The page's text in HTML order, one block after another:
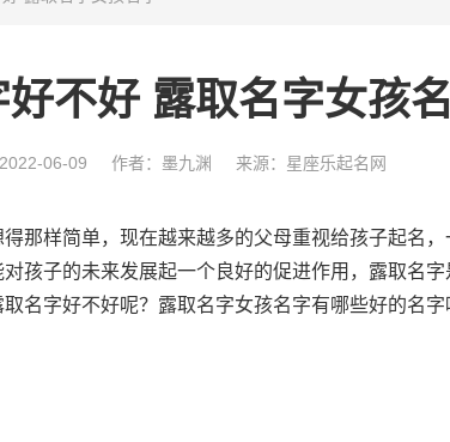
不好 露取名字女孩
06-09 作者：墨九渊 来源：星座乐起名网
那样简单，现在越来越多的父母重视给孩子起名
孩子的未来发展起一个良好的促进作用，露取名字
名字好不好呢？露取名字女孩名字有哪些好的名字